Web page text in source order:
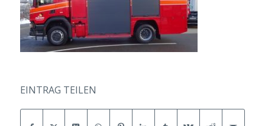
EINTRAG TEILEN